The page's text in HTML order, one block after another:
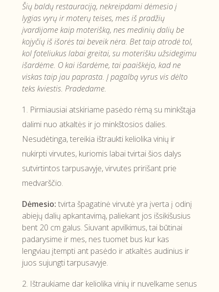
Šių baldų restauraciją, nekreipdami dėmesio į
lygias vyrų ir moterų teises, mes iš pradžių
įvardijome kaip moterišką, nes medinių dalių be
kojyčių iš išorės tai beveik nėra. Bet taip atrodė tol,
kol foteliukus labai greitai, su moterišku užsidegimu
išardėme. O kai išardėme, tai paaiškėjo, kad ne
viskas taip jau paprasta. Į pagalbą vyrus vis dėlto
teks kviestis. Pradedame.
Pirmiausiai atskiriame pasėdo rėmą su minkštąja
dalimi nuo atkaltės ir jo minkštosios dalies.
Nesudėtinga, tereikia ištraukti keliolika vinių ir
nukirpti virvutes, kuriomis labai tvirtai šios dalys
sutvirtintos tarpusavyje, virvutes pririšant prie
medvarščio.
Dėmesio: tvirta špagatinė virvutė yra įverta į odinį
abiejų dalių apkantavimą, paliekant jos išsikišusius
bent 20 cm galus. Siuvant apvilkimus, tai būtinai
padarysime ir mes, nes tuomet bus kur kas
lengviau įtempti ant pasėdo ir atkaltės audinius ir
juos sujungti tarpusavyje.
Ištraukiame dar keliolika vinių ir nuvelkame senus